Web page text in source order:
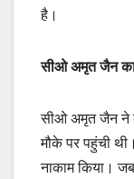
है।
सीओ अमृत जैन
सीओ अमृत जैन ने
मौके पर पहुंची
नाकाम किया।